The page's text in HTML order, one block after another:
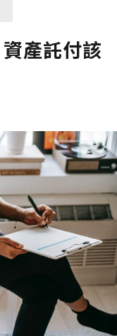
產託付該